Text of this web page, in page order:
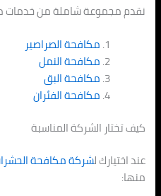
نقدم مجموعة شاملة من خدمات
مكافحة الصراصير
مكافحة النمل
مكافحة البق
مكافحة الفئران
كيف تختار الشركة المناسبة
عند اختيارك لشركة مكافحة
منها: